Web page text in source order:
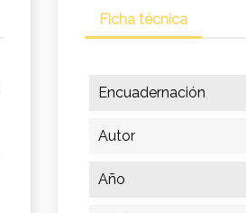
Ficha técnica
Encuadernación
Autor
Año